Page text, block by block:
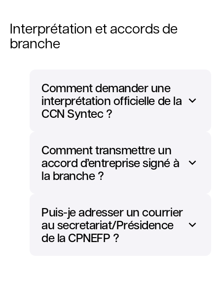
Interprétation et accords de
branche
Comment demander une
interprétation officielle de la
CCN Syntec ?
Comment transmettre un
accord d’entreprise signé à
la branche ?
Puis-je adresser un courrier
au secretariat/Présidence
de la CPNEFP ?